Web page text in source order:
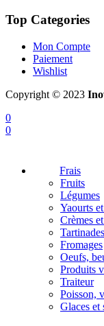
Top Categories
Mon Compte
Paiement
Wishlist
Copyright © 2023
0
0
Frais
Fruits
Légumes
Yaourts
Crèmes
Tartinades
Fromages
Oeufs,
Produits
Traiteur
Poisson,
Glaces et